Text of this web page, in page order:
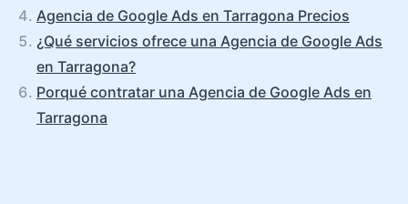
Agencia de Google Ads en Tarragona Precios
¿Qué servicios ofrece una Agencia de Google Ads
en Tarragona?
Porqué contratar una Agencia de Google Ads en
Tarragona